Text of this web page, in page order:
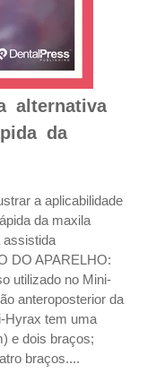
alternativa
da
a aplicabilidade
da maxila
assistida
DO APARELHO:
utilizado no Mini-
anteroposterior da
Hyrax tem uma
e dois braços;
braços....